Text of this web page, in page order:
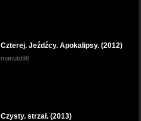
Czterej. Jeźdźcy. Apokalipsy. (2012)
manutd96
Czysty. strzał. (2013)